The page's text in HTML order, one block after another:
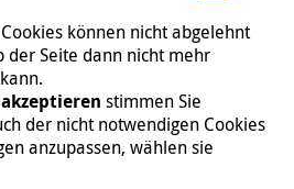
| Kontakt | Presse
können nicht abgelehnt
Seite dann nicht mehr
stimmen Sie
der nicht notwendigen Cookies
anzupassen, wählen sie